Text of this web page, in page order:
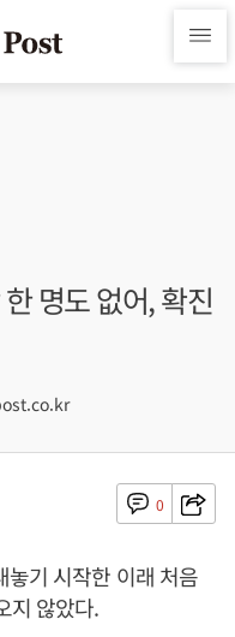
명도 없어, 확진
0
기 시작한 이래 처음
지 않았다.